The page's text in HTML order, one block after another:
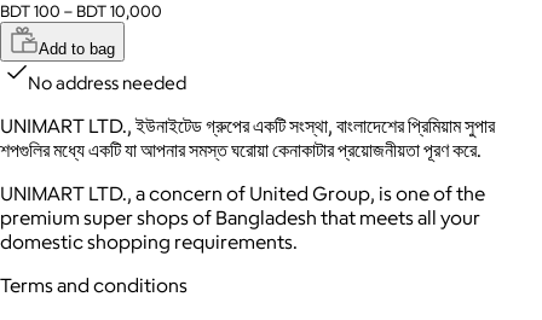
BDT 100 – BDT 10,000
Add to bag
No address needed
UNIMART LTD., ইউনাইটেড গ্রুপের একটি সংস্থা, বাংলাদেশের প্রিমিয়াম সুপার
শপগুলির মধ্যে একটি যা আপনার সমস্ত ঘরোয়া কেনাকাটার প্রয়োজনীয়তা পূরণ করে.
UNIMART LTD., a concern of United Group, is one of the
premium super shops of Bangladesh that meets all your
domestic shopping requirements.
Terms and conditions